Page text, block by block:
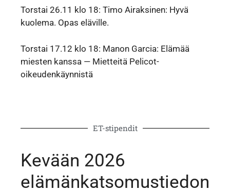
Torstai 26.11 klo 18: Timo Airaksinen: Hyvä
kuolema. Opas eläville.
Torstai 17.12 klo 18: Manon Garcia: Elämää
miesten kanssa — Mietteitä Pelicot-
oikeudenkäynnistä
ET-stipendit
Kevään 2026
elämänkatsomustiedon